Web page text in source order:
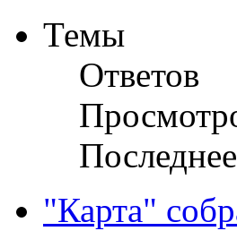
Темы
Ответов
"Карта"